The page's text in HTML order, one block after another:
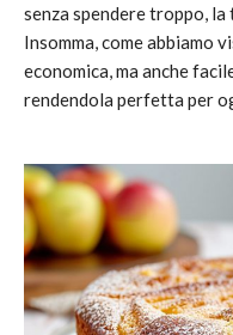
senza spendere troppo,
Insomma, come abbiamo
economica, ma anche
rendendola perfetta per